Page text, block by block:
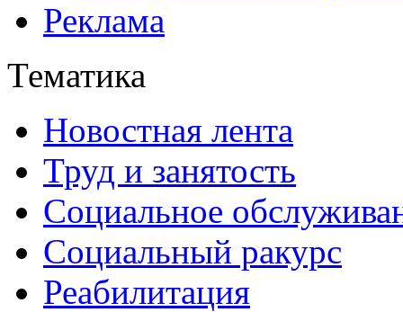
Реклама
Тематика
Новостная лента
Труд и занятость
Социальное
Социальный ракурс
Реабилитация